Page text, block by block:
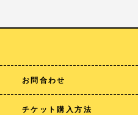
お問合わせ
チケット購入方法